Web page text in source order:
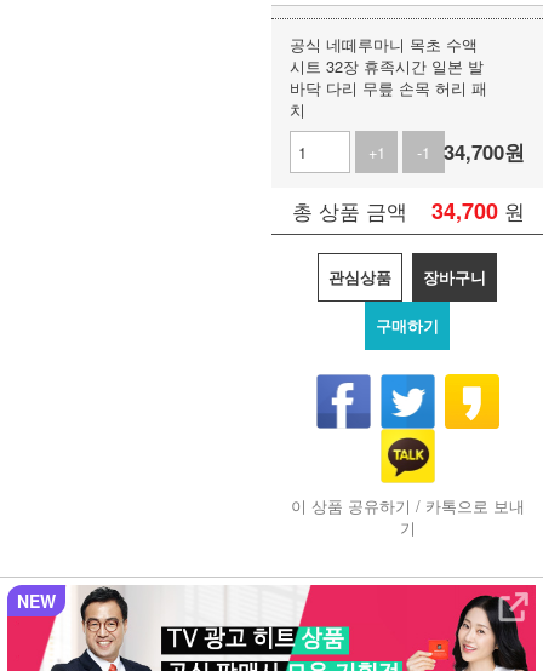
공식 네떼루마니 목초 수액
시트 32장 휴족시간 일본 발
바닥 다리 무릎 손목 허리 패
치
+1
-1 34,700원
총 상품 금액 34,700 원
관심상품 장바구니
구매하기
이 상품 공유하기 / 카톡으로 보내
기
NEW